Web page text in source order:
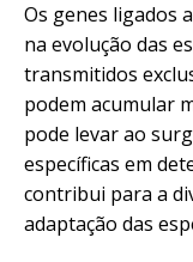
Os genes ligados
na evolução das
transmitidos
podem acumular
pode levar ao
específicas em
contribui para a
adaptação das